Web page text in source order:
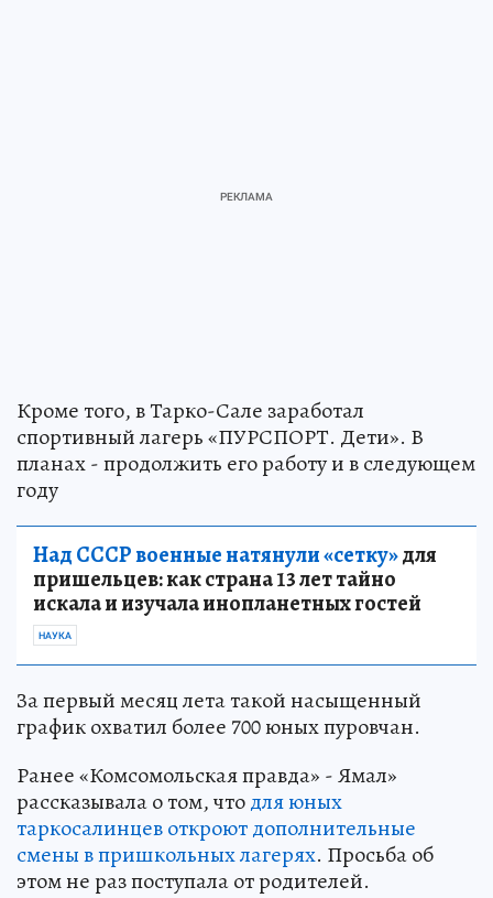
Кроме того, в Тарко-Сале заработал
спортивный лагерь «ПУРСПОРТ. Дети». В
планах - продолжить его работу и в следующем
году
Над СССР военные натянули «сетку»для
пришельцев: как страна 13 лет тайно
искала и изучала инопланетных гостей
НАУКА
За первый месяц лета такой насыщенный
график охватил более 700 юных пуровчан.
Ранее «Комсомольская правда» - Ямал»
рассказывала о том, чтодля юных
таркосалинцев откроют дополнительные
смены в пришкольных лагерях. Просьба об
этом не раз поступала от родителей.